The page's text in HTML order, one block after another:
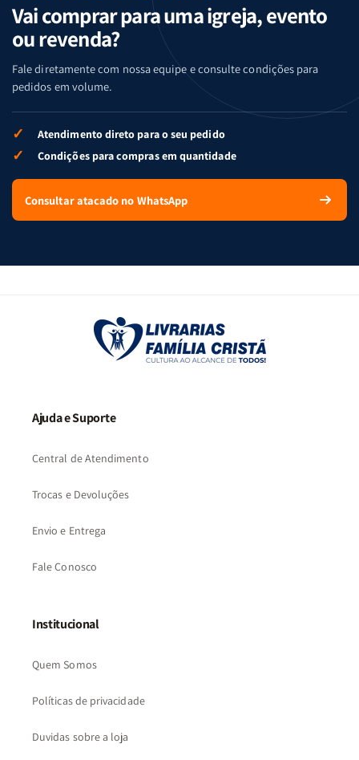
Vai comprar para uma igreja, evento
ou revenda?
Fale diretamente com nossa equipe e consulte condições para
pedidos em volume.
✓ Atendimento direto para o seu pedido
✓ Condições para compras em quantidade
Consultar atacado no WhatsApp
Ajuda e Suporte
Central de Atendimento
Trocas e Devoluções
Envio e Entrega
Fale Conosco
Institucional
Quem Somos
Políticas de privacidade
Duvidas sobre a loja